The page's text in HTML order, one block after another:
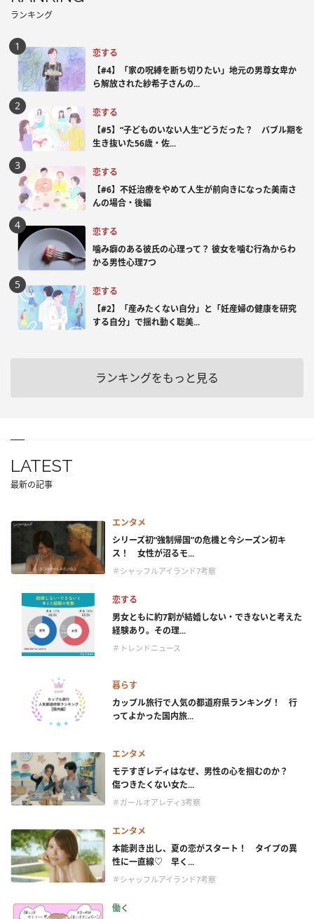
ランキング
恋する
【#4】「家の呪縛を断ち切りたい」地元の男尊女卑か
ら解放された紗希子さんの...
恋する
【#5】“子どものいない人生”どうだった？ バブル期を
生き抜いた56歳・佐...
恋する
【#6】不妊治療をやめて人生が前向きになった美南さ
んの場合・後編
恋する
噛み癖のある彼氏の心理って？ 彼女を噛む行為からわ
かる男性心理7つ
恋する
【#2】「産みたくない自分」と「妊産婦の健康を研究
する自分」で揺れ動く聡美...
ランキングをもっと見る
LATEST
最新の記事
エンタメ
シリーズ初“強制帰国”の危機と今シーズン初キ
ス！ 女性が沼るモ...
＃シャッフルアイランド7考察
恋する
男女ともに約7割が結婚しない・できないと考えた
経験あり。その理...
＃トレンドニュース
暮らす
カップル旅行で人気の都道府県ランキング！ 行
ってよかった国内旅...
エンタメ
モテすぎレディはなぜ、男性の心を掴むのか？
傷つきたくない女た...
＃ガールオアレディ3考察
エンタメ
本能剥き出し、夏の恋がスタート！ タイプの異
性に一直線♡ 早く...
＃シャッフルアイランド7考察
働く